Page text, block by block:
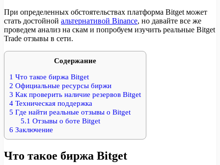
При определенных обстоятельствах платформа Bitget может
стать достойной альтернативой Binance, но давайте все же
проведем анализ на скам и попробуем изучить реальные Bitget
Trade отзывы в сети.
Содержание
1 Что такое биржа Bitget
2 Официальные ресурсы биржи
3 Как проверить наличие резервов Bitget
4 Техническая поддержка
5 Где найти реальные отзывы о Bitget
5.1 Отзывы о боте Bitget
6 Заключение
Что такое биржа Bitget